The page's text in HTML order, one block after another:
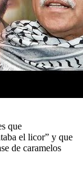
que
el licor” y que
de caramelos